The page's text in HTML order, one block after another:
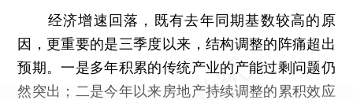
经济增速回落，既有去年同期基数较高的原
因，更重要的是三季度以来，结构调整的阵痛超出
预期。一是多年积累的传统产业的产能过剩问题仍
然突出；二是今年以来房地产持续调整的累积效应